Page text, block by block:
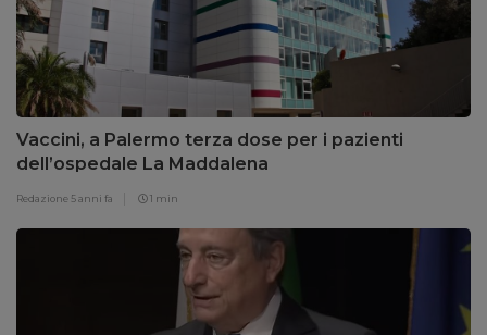
Vaccini, a Palermo terza dose per i pazienti
dell’ospedale La Maddalena
Redazione 5 anni fa 1 min